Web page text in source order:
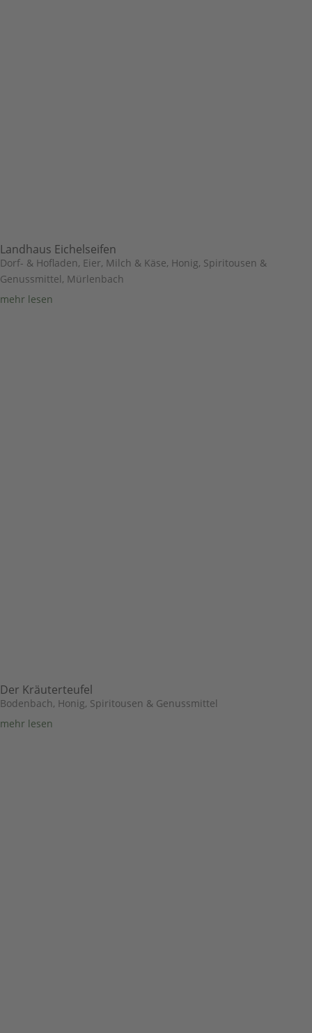
Landhaus Eichelseifen
Dorf- & Hofladen, Eier, Milch & Käse, Honig, Spiritousen &
Genussmittel, Mürlenbach
mehr lesen
Der Kräuterteufel
Bodenbach, Honig, Spiritousen & Genussmittel
mehr lesen